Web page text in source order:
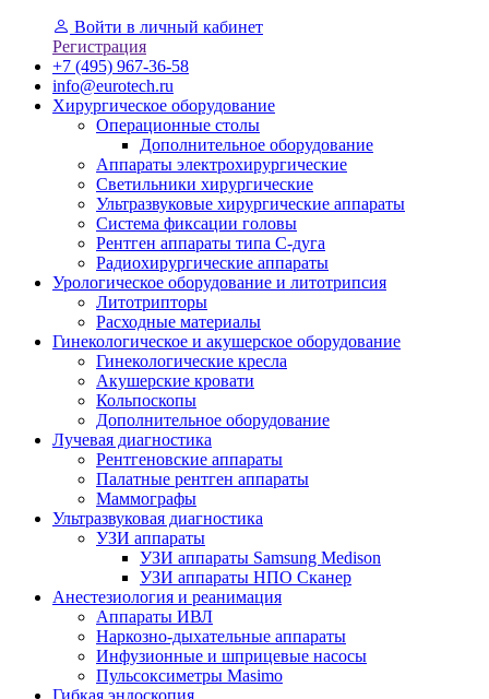
Войти в личный кабинет
Регистрация
+7 (495) 967-36-58
info@eurotech.ru
Хирургическое оборудование
Операционные столы
Дополнительное оборудование
Аппараты электрохирургические
Светильники хирургические
Ультразвуковые хирургические аппараты
Система фиксации головы
Рентген аппараты типа С-дуга
Радиохирургические аппараты
Урологическое оборудование и литотрипсия
Литотрипторы
Расходные материалы
Гинекологическое и акушерское оборудование
Гинекологические кресла
Акушерские кровати
Кольпоскопы
Дополнительное оборудование
Лучевая диагностика
Рентгеновские аппараты
Палатные рентген аппараты
Маммографы
Ультразвуковая диагностика
УЗИ аппараты
УЗИ аппараты Samsung Medison
УЗИ аппараты НПО Сканер
Анестезиология и реанимация
Аппараты ИВЛ
Наркозно-дыхательные аппараты
Инфузионные и шприцевые насосы
Пульсоксиметры Masimo
Гибкая эндоскопия